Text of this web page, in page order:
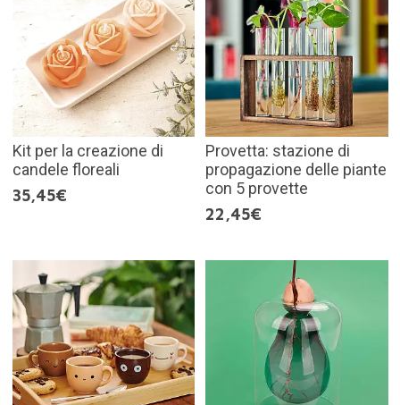
Kit per la creazione di
candele floreali
35,45€
Provetta: stazione di
propagazione delle piante
con 5 provette
22,45€